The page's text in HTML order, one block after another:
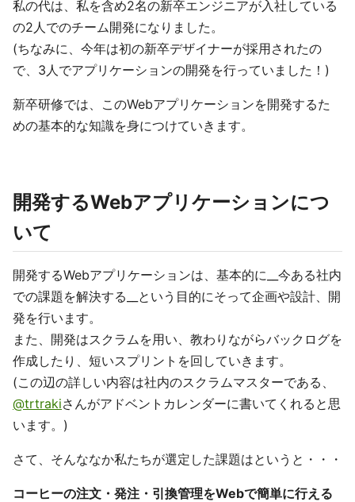
私の代は、私を含め2名の新卒エンジニアが入社している
の2人でのチーム開発になりました。
(ちなみに、今年は初の新卒デザイナーが採用されたの
で、3人でアプリケーションの開発を行っていました！)
新卒研修では、このWebアプリケーションを開発するた
めの基本的な知識を身につけていきます。
開発するWebアプリケーションにつ
いて
開発するWebアプリケーションは、基本的に__今ある社内
での課題を解決する__という目的にそって企画や設計、開
発を行います。
また、開発はスクラムを用い、教わりながらバックログを
作成したり、短いスプリントを回していきます。
(この辺の詳しい内容は社内のスクラムマスターである、
@trtrakiさんがアドベントカレンダーに書いてくれると思
います。)
さて、そんななか私たちが選定した課題はというと・・・
コーヒーの注文・発注・引換管理をWebで簡単に行える